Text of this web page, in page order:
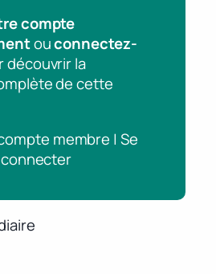
compte
ouconnectez-
découvrir la
de cette
membre | Se
connecter